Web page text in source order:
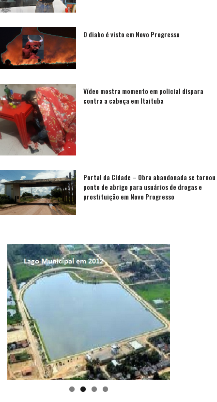
O diabo é visto em Novo Progresso
Vídeo mostra momento em policial dispara
contra a cabeça em Itaituba
Portal da Cidade – Obra abandonada se tornou
ponto de abrigo para usuários de drogas e
prostituição em Novo Progresso